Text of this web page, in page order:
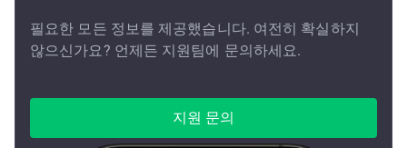
필요한 모든 정보를 제공했습니다. 여전히 확실하지
않으신가요? 언제든 지원팀에 문의하세요.
지원 문의